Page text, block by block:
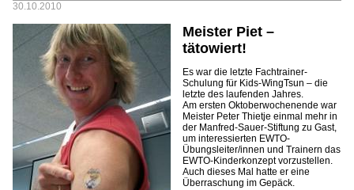
30.10.2010
Meister Piet –
tätowiert!
Es war die letzte Fachtrainer-
Schulung für Kids-WingTsun – die
letzte des laufenden Jahres.
Am ersten Oktoberwochenende war
Meister Peter Thietje einmal mehr in
der Manfred-Sauer-Stiftung zu Gast,
um interessierten EWTO-
Übungsleiter/innen und Trainern das
EWTO-Kinderkonzept vorzustellen.
Auch dieses Mal hatte er eine
Überraschung im Gepäck.